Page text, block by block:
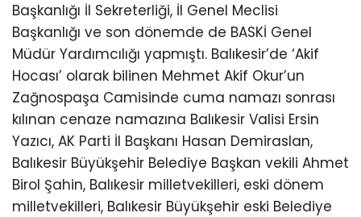
Başkanlığı İl Sekreterliği, İl Genel Meclisi
Başkanlığı ve son dönemde de BASKİ Genel
Müdür Yardımcılığı yapmıştı. Balıkesir’de ‘Akif
Hocası’ olarak bilinen Mehmet Akif Okur’un
Zağnospaşa Camisinde cuma namazı sonrası
kılınan cenaze namazına Balıkesir Valisi Ersin
Yazıcı, AK Parti İl Başkanı Hasan Demiraslan,
Balıkesir Büyükşehir Belediye Başkan vekili Ahmet
Birol Şahin, Balıkesir milletvekilleri, eski dönem
milletvekilleri, Balıkesir Büyükşehir eski Belediye